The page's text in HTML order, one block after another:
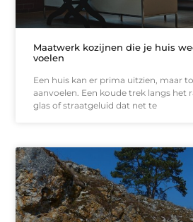
Maatwerk kozijnen die je huis
voelen
Een huis kan er prima uitzien, maar
aanvoelen. Een koude trek langs het
glas of straatgeluid dat net te